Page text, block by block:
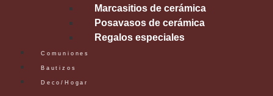
Marcasitios de cerámica
Posavasos de cerámica
Regalos especiales
Comuniones
Bautizos
Deco/Hogar